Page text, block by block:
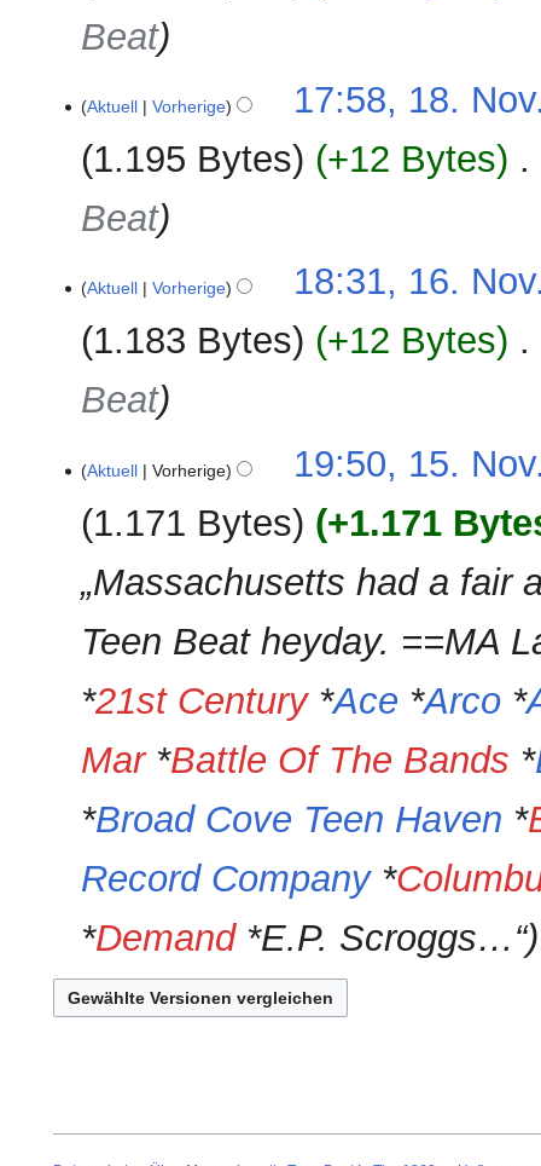
a
u
n
g
Beat
November
2024
Aktuell Vorherige
17:58, 18.
1.195 Bytes
+12 Bytes
Beat
November
2024
Aktuell Vorherige
18:31, 16.
1.183 Bytes
+12 Bytes
Beat
November
2024
Aktuell Vorherige
19:50, 15.
1.171 Bytes
+1.171
„Massachusetts had a fair
Teen Beat heyday. ==MA
*21st Century*Ace *Arco *
Mar*Battle Of The Bands *
*Broad Cove Teen Haven *
Record Company*
*Demand*E.P. Scroggs…“